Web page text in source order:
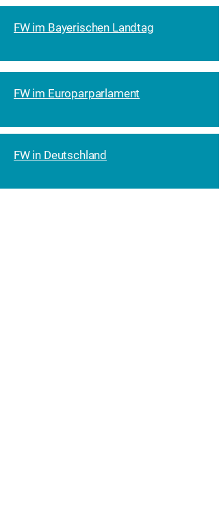
FW im Bayerischen Landtag
FW im Europarparlament
FW in Deutschland